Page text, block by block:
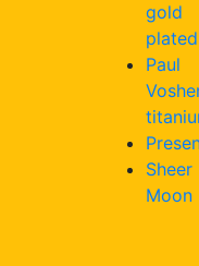
gold
plated
Paul
Sheer
Moon